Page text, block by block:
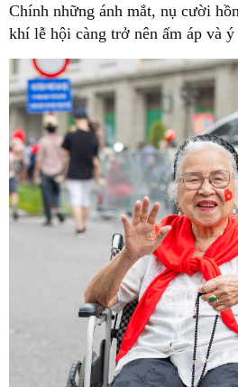
Chính những ánh mắt, nụ cười
khí lễ hội càng trở nên ấm áp và